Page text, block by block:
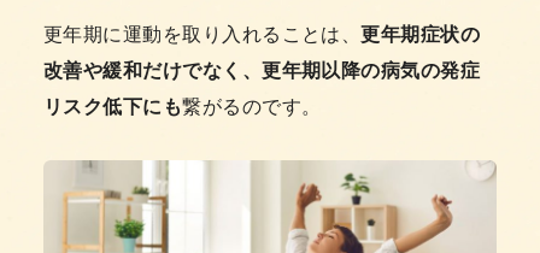
更年期に運動を取り入れることは、更年期症状の
改善や緩和だけでなく、更年期以降の病気の発症
リスク低下にも繋がるのです。